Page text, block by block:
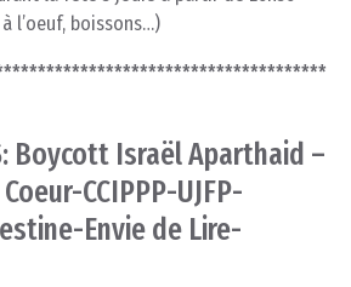
l’oeuf, boissons…)
Boycott Israël Aparthaid –
CCIPPP-UJFP-
Envie de Lire-